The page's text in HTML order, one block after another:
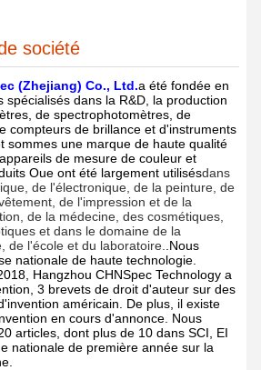
société
(Zhejiang) Co., Ltd​.a été fondée en
spécialisés dans la R&D, la production
de spectrophotomètres, de
compteurs de brillance et d'instruments
sommes une marque de haute qualité
de mesure de couleur et
Oue ont été largement utilisésdans
de l'électronique, de la peinture, de
de l'impression et de la
de la médecine, des cosmétiques,
et dans le domaine de la
de l'école et du laboratoire. .Nous
nationale de haute technologie.
Hangzhou CHNSpec Technology a
3 brevets de droit d'auteur sur des
américain. De plus, il existe
en cours d'annonce. Nous
articles, dont plus de 10 dans SCI, EI
nationale de première année sur la